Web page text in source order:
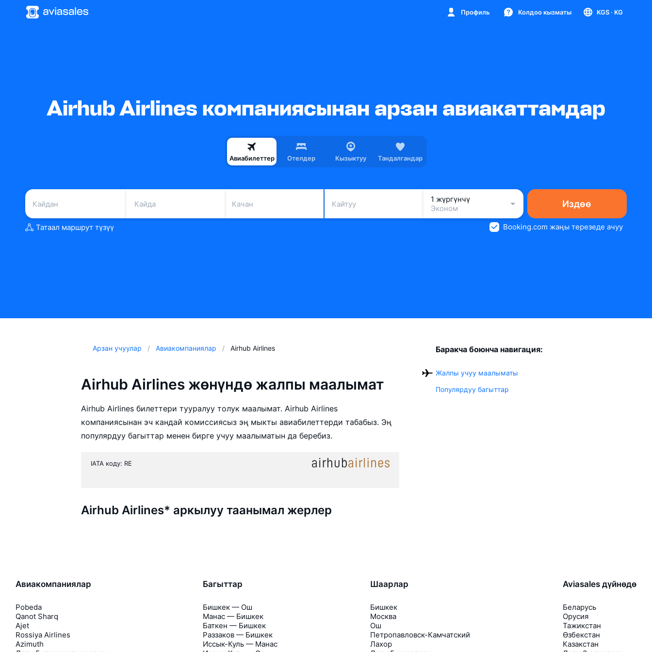
Профиль Колдоо кызматы KGS · KG
Airhub Airlines компаниясынан арзан авиакаттамдар
Авиабилеттер Отелдер Кызыктуу Тандалгандар
Качан Кайтуу
1 жүргүнчү
Эконом
Издөө
Татаал маршрут түзүү Booking.com жаңы терезеде ачуу
Арзан учуулар Авиакомпаниялар Airhub Airlines
Airhub Airlines жөнүндө жалпы маалымат
Airhub Airlines билеттери тууралуу толук маалымат. Airhub Airlines
компаниясынан эч кандай комиссиясыз эң мыкты авиабилеттерди табабыз. Эң
популярдуу багыттар менен бирге учуу маалыматын да беребиз.
IATA коду: RE
Airhub Airlines* аркылуу таанымал жерлер
Баракча боюнча навигация:
Жалпы учуу маалыматы
Популярдуу багыттар
Авиакомпаниялар
Pobeda
Qanot Sharq
Ajet
Rossiya Airlines
Azimuth
Багыттар
Бишкек — Ош
Манас — Бишкек
Баткен — Бишкек
Раззаков — Бишкек
Иссык-Куль — Манас
Шаарлар
Бишкек
Москва
Ош
Петропавловск-Камчатский
Лахор
Aviasales дүйнөдө
Беларусь
Орусия
Тажикстан
Өзбекстан
Казакстан